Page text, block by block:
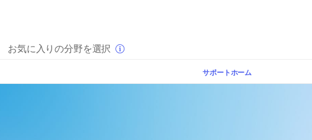
お気に入りの分野を選択
サポートホーム
ンテン